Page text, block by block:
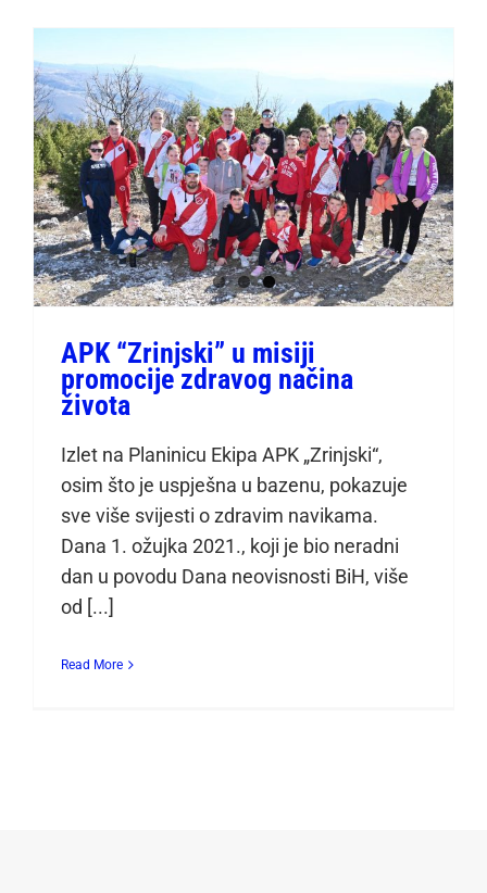
APK “Zrinjski” u misiji
promocije zdravog načina
života
APK “Zrinjski” u misiji
promocije zdravog načina
života
Izlet na Planinicu Ekipa APK „Zrinjski“,
osim što je uspješna u bazenu, pokazuje
sve više svijesti o zdravim navikama.
Dana 1. ožujka 2021., koji je bio neradni
dan u povodu Dana neovisnosti BiH, više
od [...]
Read More